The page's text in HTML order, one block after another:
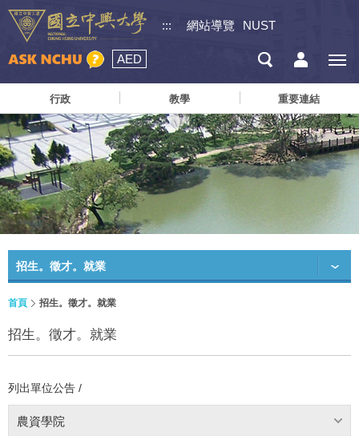
::: 網站導覽 NUST
AED
行政 教學 重要連結
招生。徵才。就業
首頁 招生。徵才。就業
招生。徵才。就業
列出單位公告 /
農資學院